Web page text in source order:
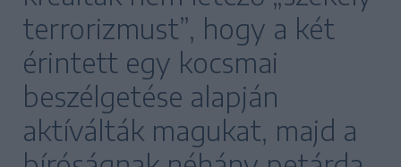
terrorizmust”, hogy a két
érintett egy kocsmai
beszélgetése alapján
aktíválták magukat, majd a